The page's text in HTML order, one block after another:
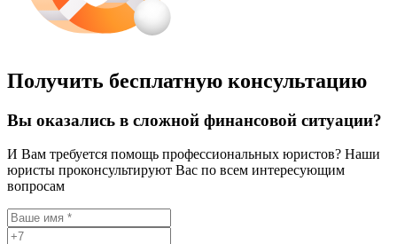
Получить бесплатную консультацию
Вы оказались в сложной финансовой ситуации?
И Вам требуется помощь профессиональных юристов? Наши
юристы проконсультируют Вас по всем интересующим
вопросам